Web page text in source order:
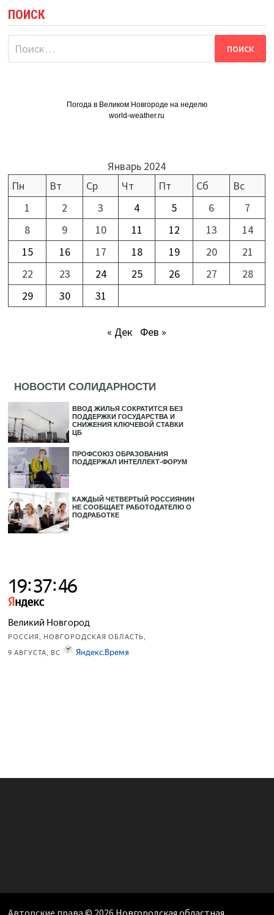
ПОИСК
Найти:
Погода в Великом Новгороде на неделю
world-weather.ru
Январь 2024
Пн
Вт Ср Чт Пт Сб
Вс
1
2 3 4 5 6
7
8
9 10 11 12 13
14
15
16 17 18 19 20
21
22
23 24 25 26 27
28
29
30 31
« Дек Фев »
НОВОСТИ СОЛИДАРНОСТИ
ВВОД ЖИЛЬЯ СОКРАТИТСЯ БЕЗ
ПОДДЕРЖКИ ГОСУДАРСТВА И
СНИЖЕНИЯ КЛЮЧЕВОЙ СТАВКИ
ЦБ
ПРОФСОЮЗ ОБРАЗОВАНИЯ
ПОДДЕРЖАЛ ИНТЕЛЛЕКТ-ФОРУМ
КАЖДЫЙ ЧЕТВЕРТЫЙ РОССИЯНИН
НЕ СООБЩАЕТ РАБОТОДАТЕЛЮ О
ПОДРАБОТКЕ
Авторские права © 2026 Новгородская областная